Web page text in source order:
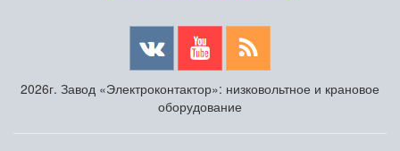
2026г. Завод «Электроконтактор»: низковольтное и крановое
оборудование